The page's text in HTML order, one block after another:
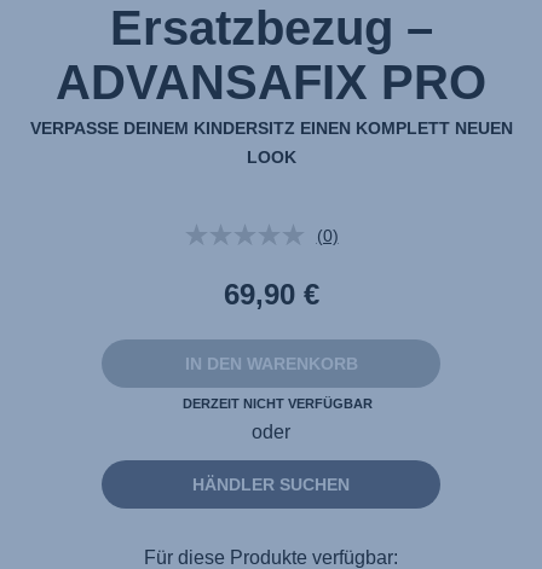
Ersatzbezug –
ADVANSAFIX PRO
VERPASSE DEINEM KINDERSITZ EINEN KOMPLETT NEUEN
LOOK
Kein
Link
auf
Seite.
(0)
69,90 €
IN DEN WARENKORB
DERZEIT NICHT VERFÜGBAR
oder
HÄNDLER SUCHEN
Für diese Produkte verfügbar: